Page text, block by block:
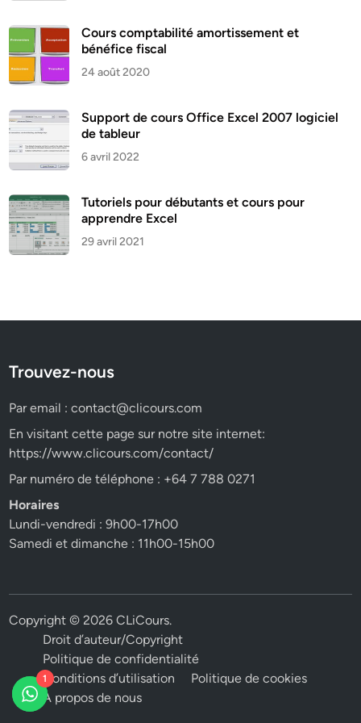
Cours comptabilité amortissement et
bénéfice fiscal
24 août 2020
Support de cours Office Excel 2007 logiciel
de tableur
6 avril 2022
Tutoriels pour débutants et cours pour
apprendre Excel
29 avril 2021
Trouvez-nous
Par email :contact@clicours.com
En visitant cette page sur notre site internet:
https://www.clicours.com/contact/
Par numéro de téléphone : +64 7 788 0271
Horaires
Lundi-vendredi : 9h00-17h00
Samedi et dimanche : 11h00-15h00
Copyright © 2026CLiCours.
Droit d’auteur/Copyright
Politique de confidentialité
Conditions d’utilisation
Politique de cookies
A propos de nous
1